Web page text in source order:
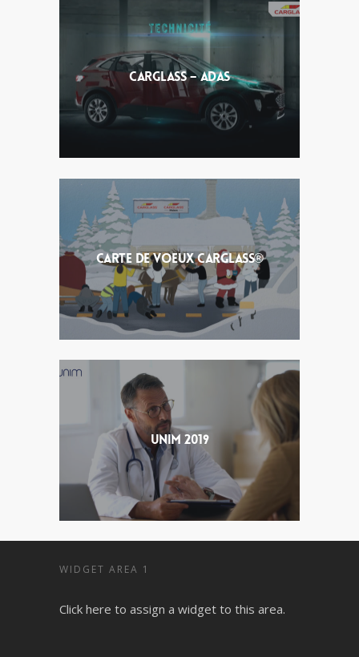
Carglass – ADAS
CARTE DE VOEUX CARGLASS®
UNIM 2019
WIDGET AREA 1
Click here to assign a widget to this area.